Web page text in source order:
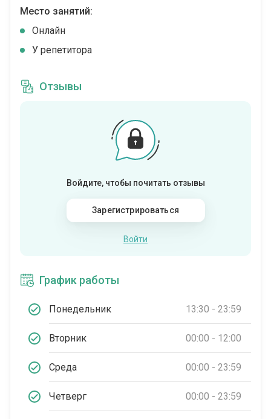
Место занятий:
Онлайн
У репетитора
Отзывы
Войдите, чтобы почитать отзывы
Зарегистрироваться
Войти
График работы
Понедельник 13:30 - 23:59
Вторник 00:00 - 12:00
Среда 00:00 - 23:59
Четверг 00:00 - 23:59